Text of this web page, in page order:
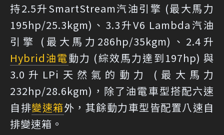
持2.5升SmartStream汽油引擎 (最大馬力
195hp/25.3kgm)、3.3升V6 Lambda汽油
引擎 (最大馬力286hp/35kgm)、2.4升
Hybrid油電動力 (綜效馬力達到197hp) 與
3.0升LPi天然氣的動力 (最大馬力
232hp/28.6kgm)，除了油電車型搭配六速
自排變速箱外，其餘動力車型皆配置八速自
排變速箱。